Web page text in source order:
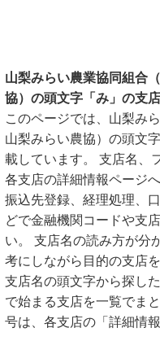
山梨みらい農業協同組合
協）の頭文字「み」の支
このページでは、山梨み
山梨みらい農協）の頭文
載しています。 支店名、
各支店の詳細情報ページ
振込先登録、経理処理、
どで金融機関コードや支
い。 支店名の読み方が分
考にしながら目的の支店
支店名の頭文字から探し
で始まる支店を一覧でま
号は、各支店の「詳細情